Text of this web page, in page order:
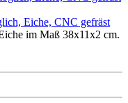
Eiche, CNC gefräst
im Maß 38x11x2 cm.